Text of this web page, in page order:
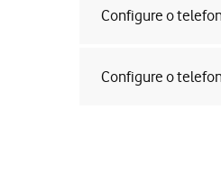
Configure o
Configure o